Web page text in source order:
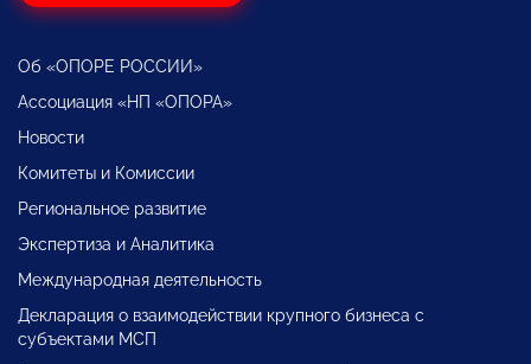
Об «ОПОРЕ РОССИИ»
Ассоциация «НП «ОПОРА»
Новости
Комитеты и Комиссии
Региональное развитие
Экспертиза и Аналитика
Международная деятельность
Декларация о взаимодействии крупного бизнеса с
субъектами МСП